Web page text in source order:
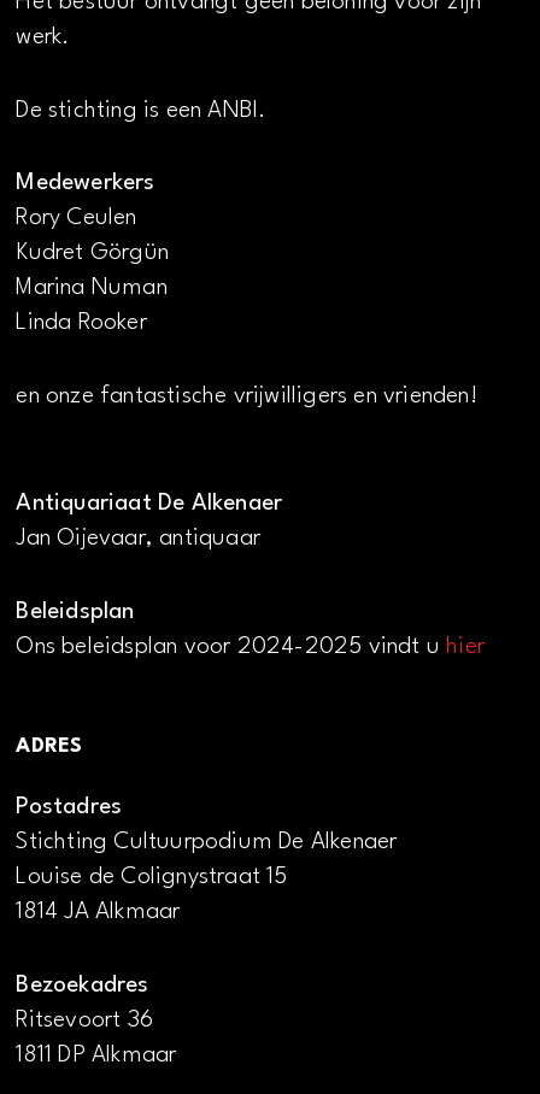
werk.
De stichting is een ANBI.
Medewerkers
Rory Ceulen
Kudret Görgün
Marina Numan
Linda Rooker
en onze fantastische vrijwilligers en vrienden!
Antiquariaat De Alkenaer
Jan Oijevaar, antiquaar
Beleidsplan
Ons beleidsplan voor 2024-2025 vindt u hier
ADRES
Postadres
Stichting Cultuurpodium De Alkenaer
Louise de Colignystraat 15
1814 JA Alkmaar
Bezoekadres
Ritsevoort 36
1811 DP Alkmaar